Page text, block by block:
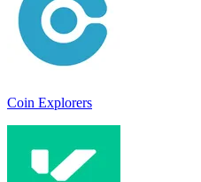
Coin Explorers